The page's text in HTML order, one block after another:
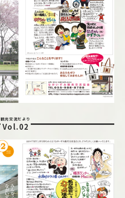
観光交流だより
Vol.02